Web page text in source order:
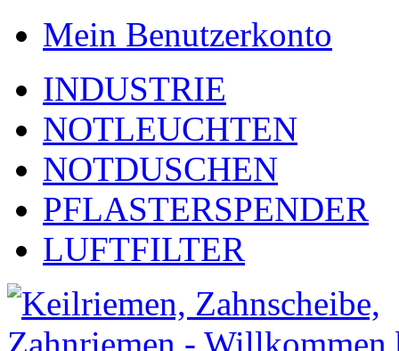
Mein Benutzerkonto
INDUSTRIE
NOTLEUCHTEN
NOTDUSCHEN
PFLASTERSPENDER
LUFTFILTER